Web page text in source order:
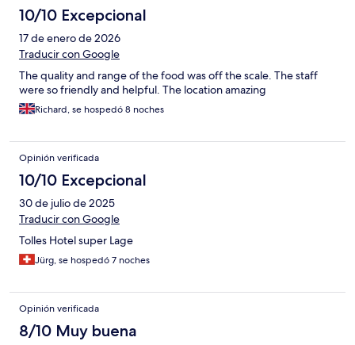
10/10 Excepcional
17 de enero de 2026
Traducir con Google
The quality and range of the food was off the scale. The staff
were so friendly and helpful. The location amazing
Richard, se hospedó 8 noches
Opinión verificada
10/10 Excepcional
30 de julio de 2025
Traducir con Google
Tolles Hotel super Lage
Jürg, se hospedó 7 noches
Opinión verificada
8/10 Muy buena